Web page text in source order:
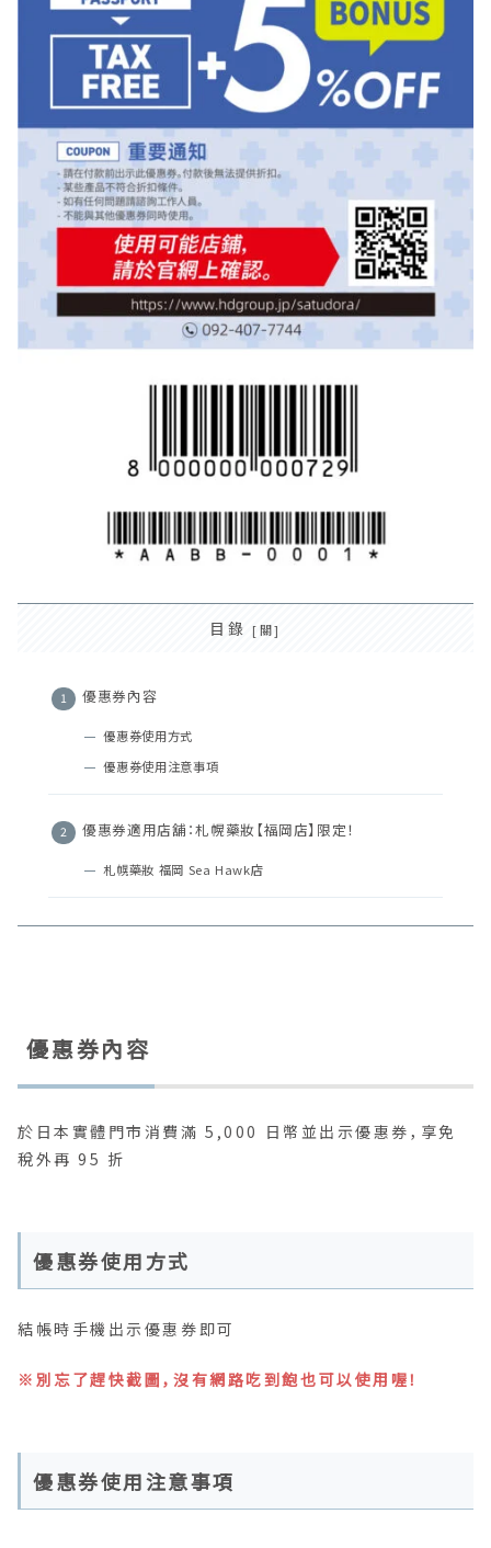
目錄
優惠券內容
優惠券使用方式
優惠券使用注意事項
優惠券適用店舖：札幌藥妝【福岡店】限定！
札幌藥妝 福岡 Sea Hawk店
優惠券內容
於日本實體門市消費滿 5,000 日幣並出示優惠券，享免
稅外再 95 折
優惠券使用方式
結帳時手機出示優惠券即可
※別忘了趕快截圖，沒有網路吃到飽也可以使用喔！
優惠券使用注意事項